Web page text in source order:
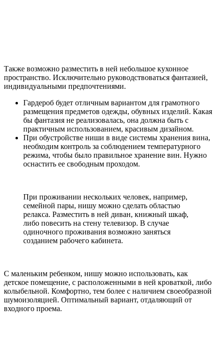
Также возможно разместить в ней небольшое кухонное
пространство. Исключительно руководствоваться фантазией,
индивидуальными предпочтениями.
Гардероб будет отличным вариантом для грамотного
размещения предметов одежды, обувных изделий. Какая
бы фантазия не реализовалась, она должна быть с
практичным использованием, красивым дизайном.
При обустройстве ниши в виде системы хранения вина,
необходим контроль за соблюдением температурного
режима, чтобы было правильное хранение вин. Нужно
оснастить ее свободным проходом.
При проживании нескольких человек, например,
семейной пары, нишу можно сделать областью
релакса. Разместить в ней диван, книжный шкаф,
либо повесить на стену телевизор. В случае
одиночного проживания возможно заняться
созданием рабочего кабинета.
С маленьким ребенком, нишу можно использовать, как
детское помещение, с расположенными в ней кроваткой, либо
колыбельной. Комфортно, тем более с наличием своеобразной
шумоизоляцией. Оптимальный вариант, отдаляющий от
входного проема.